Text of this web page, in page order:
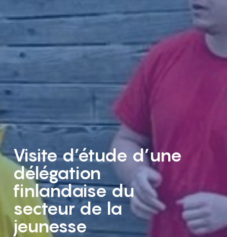
Visite d’étude d’une
délégation
finlandaise du
secteur de la
jeunesse